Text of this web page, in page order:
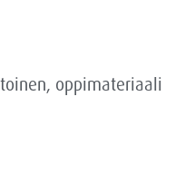
oppimateriaali